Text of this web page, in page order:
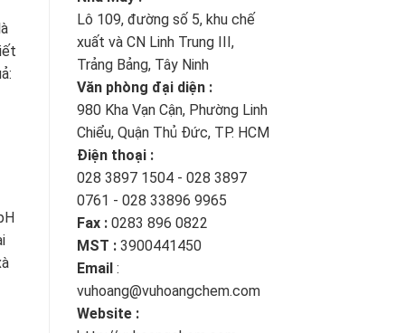
Lô 109, đường số 5, khu chế
xuất và CN Linh Trung III,
Trảng Bảng, Tây Ninh
Văn phòng đại diện :
980 Kha Vạn Cận, Phường Linh
Chiểu, Quận Thủ Đức, TP. HCM
Điện thoại :
028 3897 1504 - 028 3897
0761 - 028 33896 9965
Fax : 0283 896 0822
MST : 3900441450
Email :
vuhoang@vuhoangchem.com
Website :